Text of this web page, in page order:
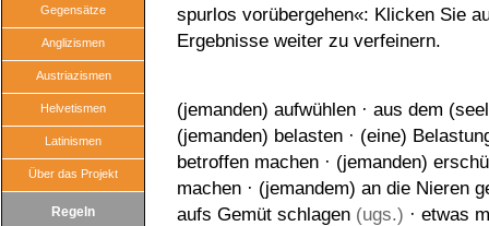
Gegensätze
Anglizismen
Austriazismen
Helvetismen
Latinismen
Über das Projekt
Regeln
spurlos vorübergehen«: Klicken Sie
Ergebnisse weiter zu verfeinern.
(jemanden) aufwühlen · aus dem
(jemanden) belasten · (eine)
betroffen machen · (jemanden)
machen · (jemandem) an die Nieren
aufs Gemüt schlagen (ugs.) · etwas